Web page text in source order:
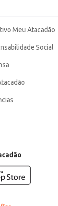
Meu Atacadão
Social